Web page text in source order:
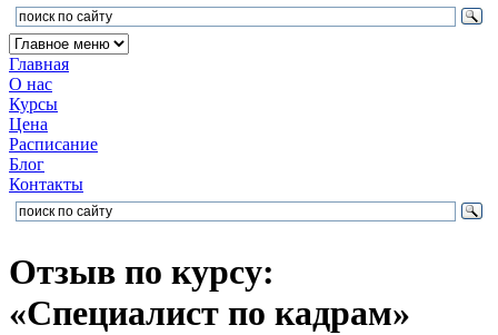
Главная
О нас
Курсы
Цена
Расписание
Блог
Контакты
Отзыв по курсу:
«Специалист по кадрам»